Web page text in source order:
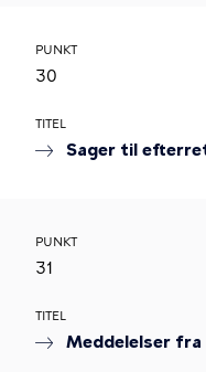
PUNKT
30
TITEL
Sager til
PUNKT
31
TITEL
Meddelelser